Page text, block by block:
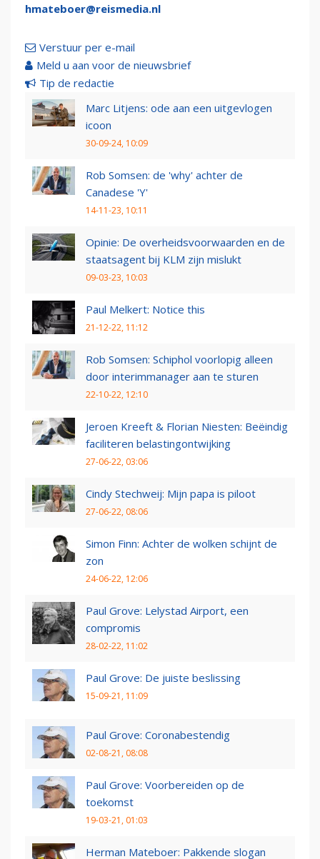
hmateboer@reismedia.nl
Verstuur per e-mail
Meld u aan voor de nieuwsbrief
Tip de redactie
Marc Litjens: ode aan een uitgevlogen
icoon
30-09-24, 10:09
Rob Somsen: de 'why' achter de
Canadese 'Y'
14-11-23, 10:11
Opinie: De overheidsvoorwaarden en de
staatsagent bij KLM zijn mislukt
09-03-23, 10:03
Paul Melkert: Notice this
21-12-22, 11:12
Rob Somsen: Schiphol voorlopig alleen
door interimmanager aan te sturen
22-10-22, 12:10
Jeroen Kreeft & Florian Niesten: Beëindig
faciliteren belastingontwijking
27-06-22, 03:06
Cindy Stechweij: Mijn papa is piloot
27-06-22, 08:06
Simon Finn: Achter de wolken schijnt de
zon
24-06-22, 12:06
Paul Grove: Lelystad Airport, een
compromis
28-02-22, 11:02
Paul Grove: De juiste beslissing
15-09-21, 11:09
Paul Grove: Coronabestendig
02-08-21, 08:08
Paul Grove: Voorbereiden op de
toekomst
19-03-21, 01:03
Herman Mateboer: Pakkende slogan